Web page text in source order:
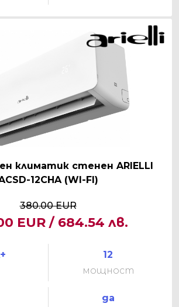
климатик стенен ARIELLI
12CHA (WI-FI)
380.00 EUR
EUR / 684.54 лв.
12
мощност
да